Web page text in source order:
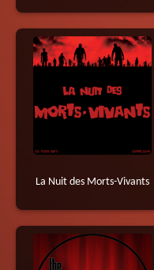
La Nuit des Morts-Vivants